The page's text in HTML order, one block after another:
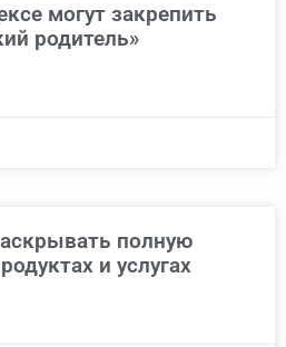
могут закрепить
родитель»
полную
и услугах